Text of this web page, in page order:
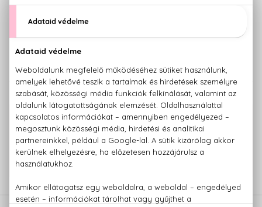
KISZERELÉS KIVÁLASZTÁSA
KAPCSOLÓDÓ TERMÉKEK
100% eredeti termékek,14 napos visszaküldési garanciával
Kérdésed van, elakadtál? Hívd ügyfélszolgálatunkat: +36 20
779 1926